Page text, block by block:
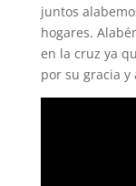
juntos
hogares.
en la cruz ya
por su gracia y